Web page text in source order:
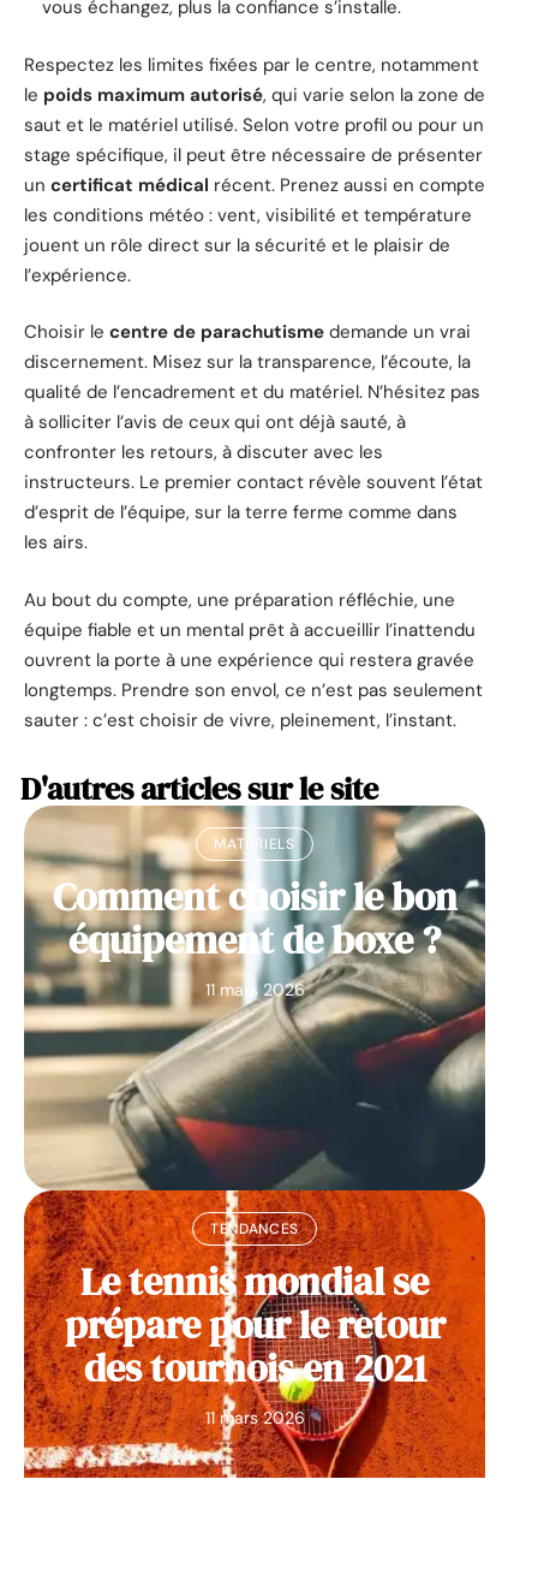
vous échangez, plus la confiance s’installe.
Respectez les limites fixées par le centre, notamment
le poids maximum autorisé, qui varie selon la zone de
saut et le matériel utilisé. Selon votre profil ou pour un
stage spécifique, il peut être nécessaire de présenter
un certificat médical récent. Prenez aussi en compte
les conditions météo : vent, visibilité et température
jouent un rôle direct sur la sécurité et le plaisir de
l’expérience.
Choisir le centre de parachutisme demande un vrai
discernement. Misez sur la transparence, l’écoute, la
qualité de l’encadrement et du matériel. N’hésitez pas
à solliciter l’avis de ceux qui ont déjà sauté, à
confronter les retours, à discuter avec les
instructeurs. Le premier contact révèle souvent l’état
d’esprit de l’équipe, sur la terre ferme comme dans
les airs.
Au bout du compte, une préparation réfléchie, une
équipe fiable et un mental prêt à accueillir l’inattendu
ouvrent la porte à une expérience qui restera gravée
longtemps. Prendre son envol, ce n’est pas seulement
sauter : c’est choisir de vivre, pleinement, l’instant.
D'autres articles sur le site
MATÉRIELS
Comment choisir le bon
équipement de boxe ?
11 mars 2026
TENDANCES
Le tennis mondial se
prépare pour le retour
des tournois en 2021
11 mars 2026